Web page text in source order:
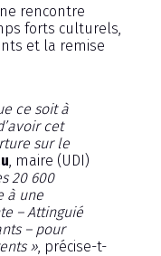
rencontre
forts culturels,
et la remise
ce soit à
cet
sur le
, maire (UDI)
20 600
à une
– Attinguié
– pour
» , précise-t-